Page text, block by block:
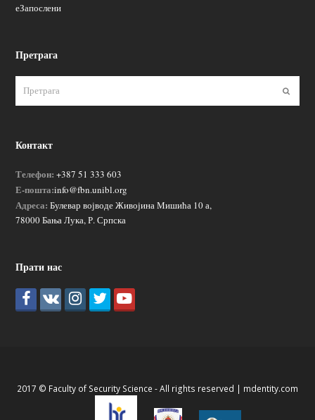
еЗапослени
Претрага
Контакт
Телефон: +387 51 333 603
Е-пошта:info@fbn.unibl.org
Адреса: Булевар војводе Живојина Мишића 10 а,
78000 Бања Лука, Р. Српска
Прати нас
2017 © Faculty of Security Science - All rights reserved | mdentity.com